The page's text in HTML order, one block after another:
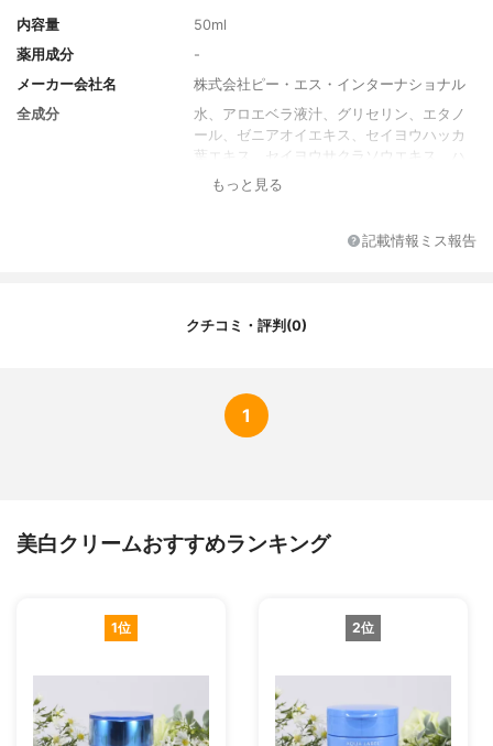
内容量
50ml
薬用成分
-
メーカー会社名
株式会社ピー・エス・インターナショナル
全成分
水、アロエベラ液汁、グリセリン、エタノ
ール、ゼニアオイエキス、セイヨウハッカ
葉エキス、セイヨウサクラソウエキス、ハ
ゴロモグサエキス、ベロニカオフィシナリ
アリル、オリーブ油脂肪酸ソルビタン、ア
エキス、カンゾウ根エキス、マグワ根皮エ
ジルアルコール
初回限定価格
-
もっと見る
記載情報ミス報告
クチコミ・評判(0)
1
美白クリームおすすめランキング
1位 2位